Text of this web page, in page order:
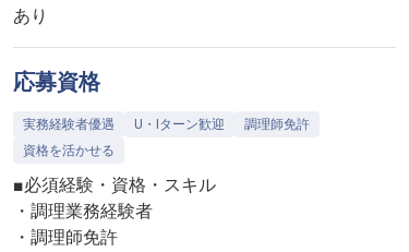
あり
応募資格
実務経験者優遇 U・Iターン歓迎
調理師免許
資格を活かせる
■必須経験・資格・スキル
・調理業務経験者
・調理師免許